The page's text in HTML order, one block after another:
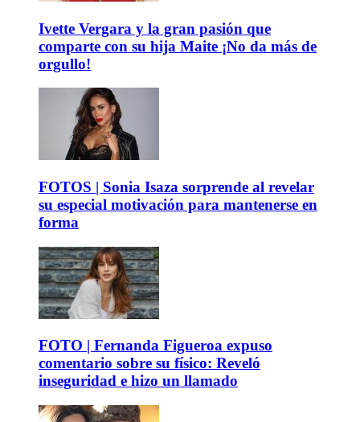
Ivette Vergara y la gran pasión que
comparte con su hija Maite ¡No da más de
orgullo!
FOTOS | Sonia Isaza sorprende al revelar
su especial motivación para mantenerse en
forma
FOTO | Fernanda Figueroa expuso
comentario sobre su físico: Reveló
inseguridad e hizo un llamado